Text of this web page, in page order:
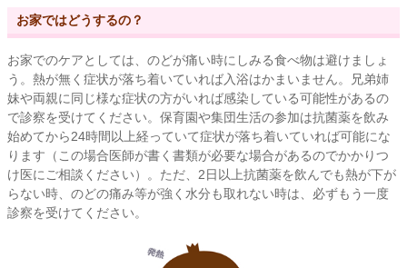
お家ではどうするの？
お家でのケアとしては、のどが痛い時にしみる食べ物は避けましょ
う。熱が無く症状が落ち着いていれば入浴はかまいません。兄弟姉
妹や両親に同じ様な症状の方がいれば感染している可能性があるの
で診察を受けてください。保育園や集団生活の参加は抗菌薬を飲み
始めてから24時間以上経っていて症状が落ち着いていれば可能にな
ります（この場合医師が書く書類が必要な場合があるのでかかりつ
け医にご相談ください）。ただ、2日以上抗菌薬を飲んでも熱が下が
らない時、のどの痛み等が強く水分も取れない時は、必ずもう一度
診察を受けてください。